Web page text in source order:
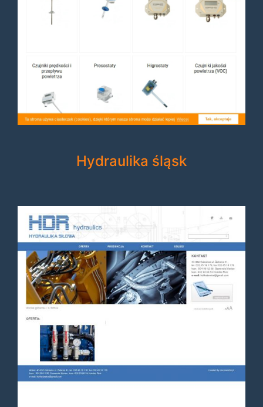
Hydraulika śląsk